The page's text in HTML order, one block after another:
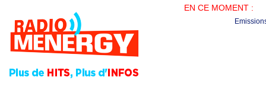
EN CE MOMENT :